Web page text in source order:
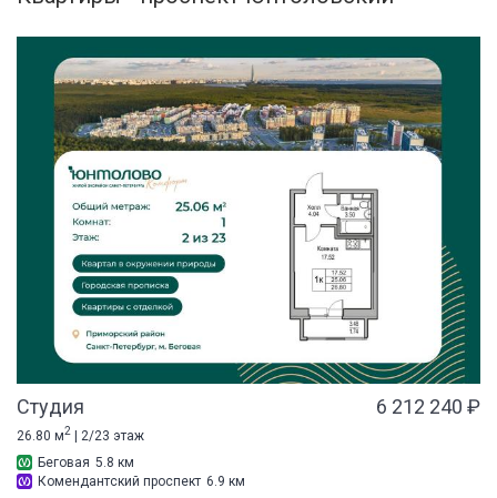
Студия 6 212 240 ₽
26.80 м2
| 2/23 этаж
Беговая 5.8 км
Комендантский проспект 6.9 км